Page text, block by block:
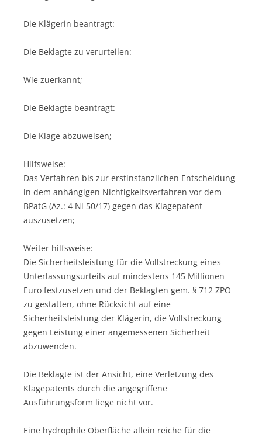
Die Klägerin beantragt:
Die Beklagte zu verurteilen:
Wie zuerkannt;
Die Beklagte beantragt:
Die Klage abzuweisen;
Hilfsweise:
Das Verfahren bis zur erstinstanzlichen Entscheidung
in dem anhängigen Nichtigkeitsverfahren vor dem
BPatG (Az.: 4 Ni 50/17) gegen das Klagepatent
auszusetzen;
Weiter hilfsweise:
Die Sicherheitsleistung für die Vollstreckung eines
Unterlassungsurteils auf mindestens 145 Millionen
Euro festzusetzen und der Beklagten gem. § 712 ZPO
zu gestatten, ohne Rücksicht auf eine
Sicherheitsleistung der Klägerin, die Vollstreckung
gegen Leistung einer angemessenen Sicherheit
abzuwenden.
Die Beklagte ist der Ansicht, eine Verletzung des
Klagepatents durch die angegriffene
Ausführungsform liege nicht vor.
Eine hydrophile Oberfläche allein reiche für die